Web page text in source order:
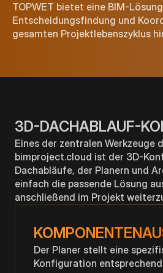
TOPWET bietet eine BIM-
Entscheidungsfindung und
gesamten Projektlebenszyklus
3D-DACHABLAUF-
Eines der zentralen Werkzeuge
bimproject.cloud ist der 3D-
Dachabläufe, der Planern und
einfach die passende Lösung
anschließend im Projekt
Der Planer stellt eine
Konfiguration